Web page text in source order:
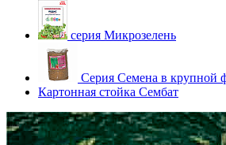
серия Микрозелень
Серия Семена в крупной
Картонная стойка Сембат